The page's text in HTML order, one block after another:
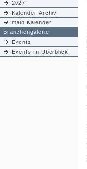
2027
Kalender-Archiv
mein Kalender
Branchengalerie
Events
Events im Überblick